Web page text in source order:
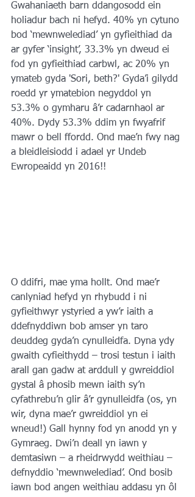
Gwahaniaeth barn ddangosodd ein
holiadur bach ni hefyd. 40% yn cytuno
bod ‘mewnwelediad’ yn gyfieithiad da
ar gyfer ‘insight’, 33.3% yn dweud ei
fod yn gyfieithiad carbwl, ac 20% yn
ymateb gyda 'Sori, beth?' Gyda’i gilydd
roedd yr ymatebion negyddol yn
53.3% o gymharu â’r cadarnhaol ar
40%. Dydy 53.3% ddim yn fwyafrif
mawr o bell ffordd. Ond mae’n fwy nag
a bleidleisiodd i adael yr Undeb
Ewropeaidd yn 2016!!
O ddifri, mae yma hollt. Ond mae’r
canlyniad hefyd yn rhybudd i ni
gyfieithwyr ystyried a yw’r iaith a
ddefnyddiwn bob amser yn taro
deuddeg gyda’n cynulleidfa. Dyna ydy
gwaith cyfieithydd – trosi testun i iaith
arall gan gadw at arddull y gwreiddiol
gystal â phosib mewn iaith sy’n
cyfathrebu’n glir â’r gynulleidfa (os, yn
wir, dyna mae’r gwreiddiol yn ei
wneud!) Gall hynny fod yn anodd yn y
Gymraeg. Dwi’n deall yn iawn y
demtasiwn – a rheidrwydd weithiau –
defnyddio ‘mewnwelediad’. Ond bosib
iawn bod angen weithiau addasu yn ôl